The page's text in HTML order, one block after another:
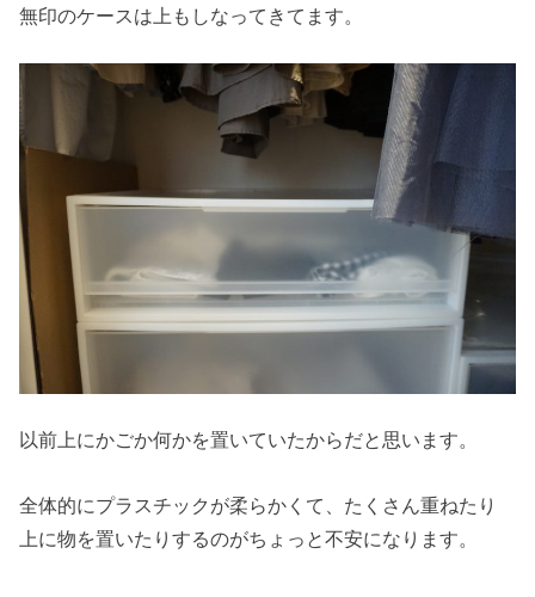
無印のケースは上もしなってきてます。
以前上にかごか何かを置いていたからだと思います。
全体的にプラスチックが柔らかくて、たくさん重ねたり
上に物を置いたりするのがちょっと不安になります。